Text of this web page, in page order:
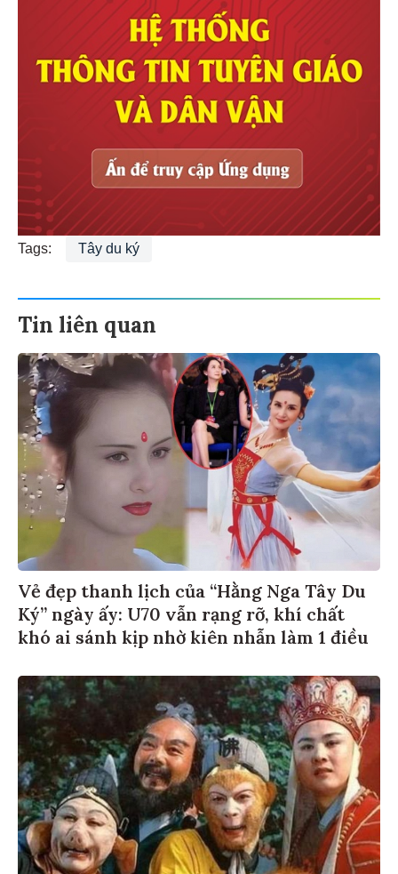
Tags: Tây du ký
Tin liên quan
Vẻ đẹp thanh lịch của “Hằng Nga Tây Du
Ký” ngày ấy: U70 vẫn rạng rỡ, khí chất
khó ai sánh kịp nhờ kiên nhẫn làm 1 điều